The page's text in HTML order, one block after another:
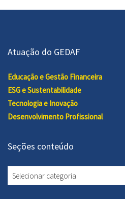
Atuação do GEDAF
Educação e Gestão Financeira
ESG e Sustentabilidade
Tecnologia e Inovação
Desenvolvimento Profissional
Seções conteúdo
Seções
conteúdo